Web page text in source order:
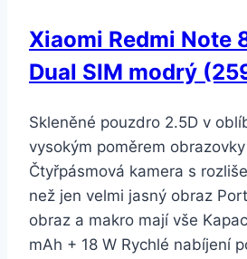
Xiaomi Redmi Note
Dual SIM modrý
Skleněné pouzdro 2.5D v
vysokým poměrem
Čtyřpásmová kamera s
než jen velmi jasný obraz
obraz a makro mají vše
mAh + 18 W Rychlé nabíjení